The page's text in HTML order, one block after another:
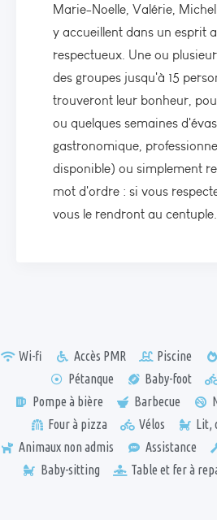
Marie-Noelle, Valérie,
y accueillent dans un esprit
respectueux. Une ou
des groupes jusqu'à 15
trouveront leur bonheur,
ou quelques semaines
gastronomique,
disponible) ou simplement
mot d'ordre : si vous
vous le rendront au centuple.
Wi-fi Accès PMR Piscine
Pétanque
Baby-foot
Pompe à bière
Barbecue
Four à pizza
Vélos
Lit,
Animaux non admis
Assistance
Baby-sitting
Table et fer à